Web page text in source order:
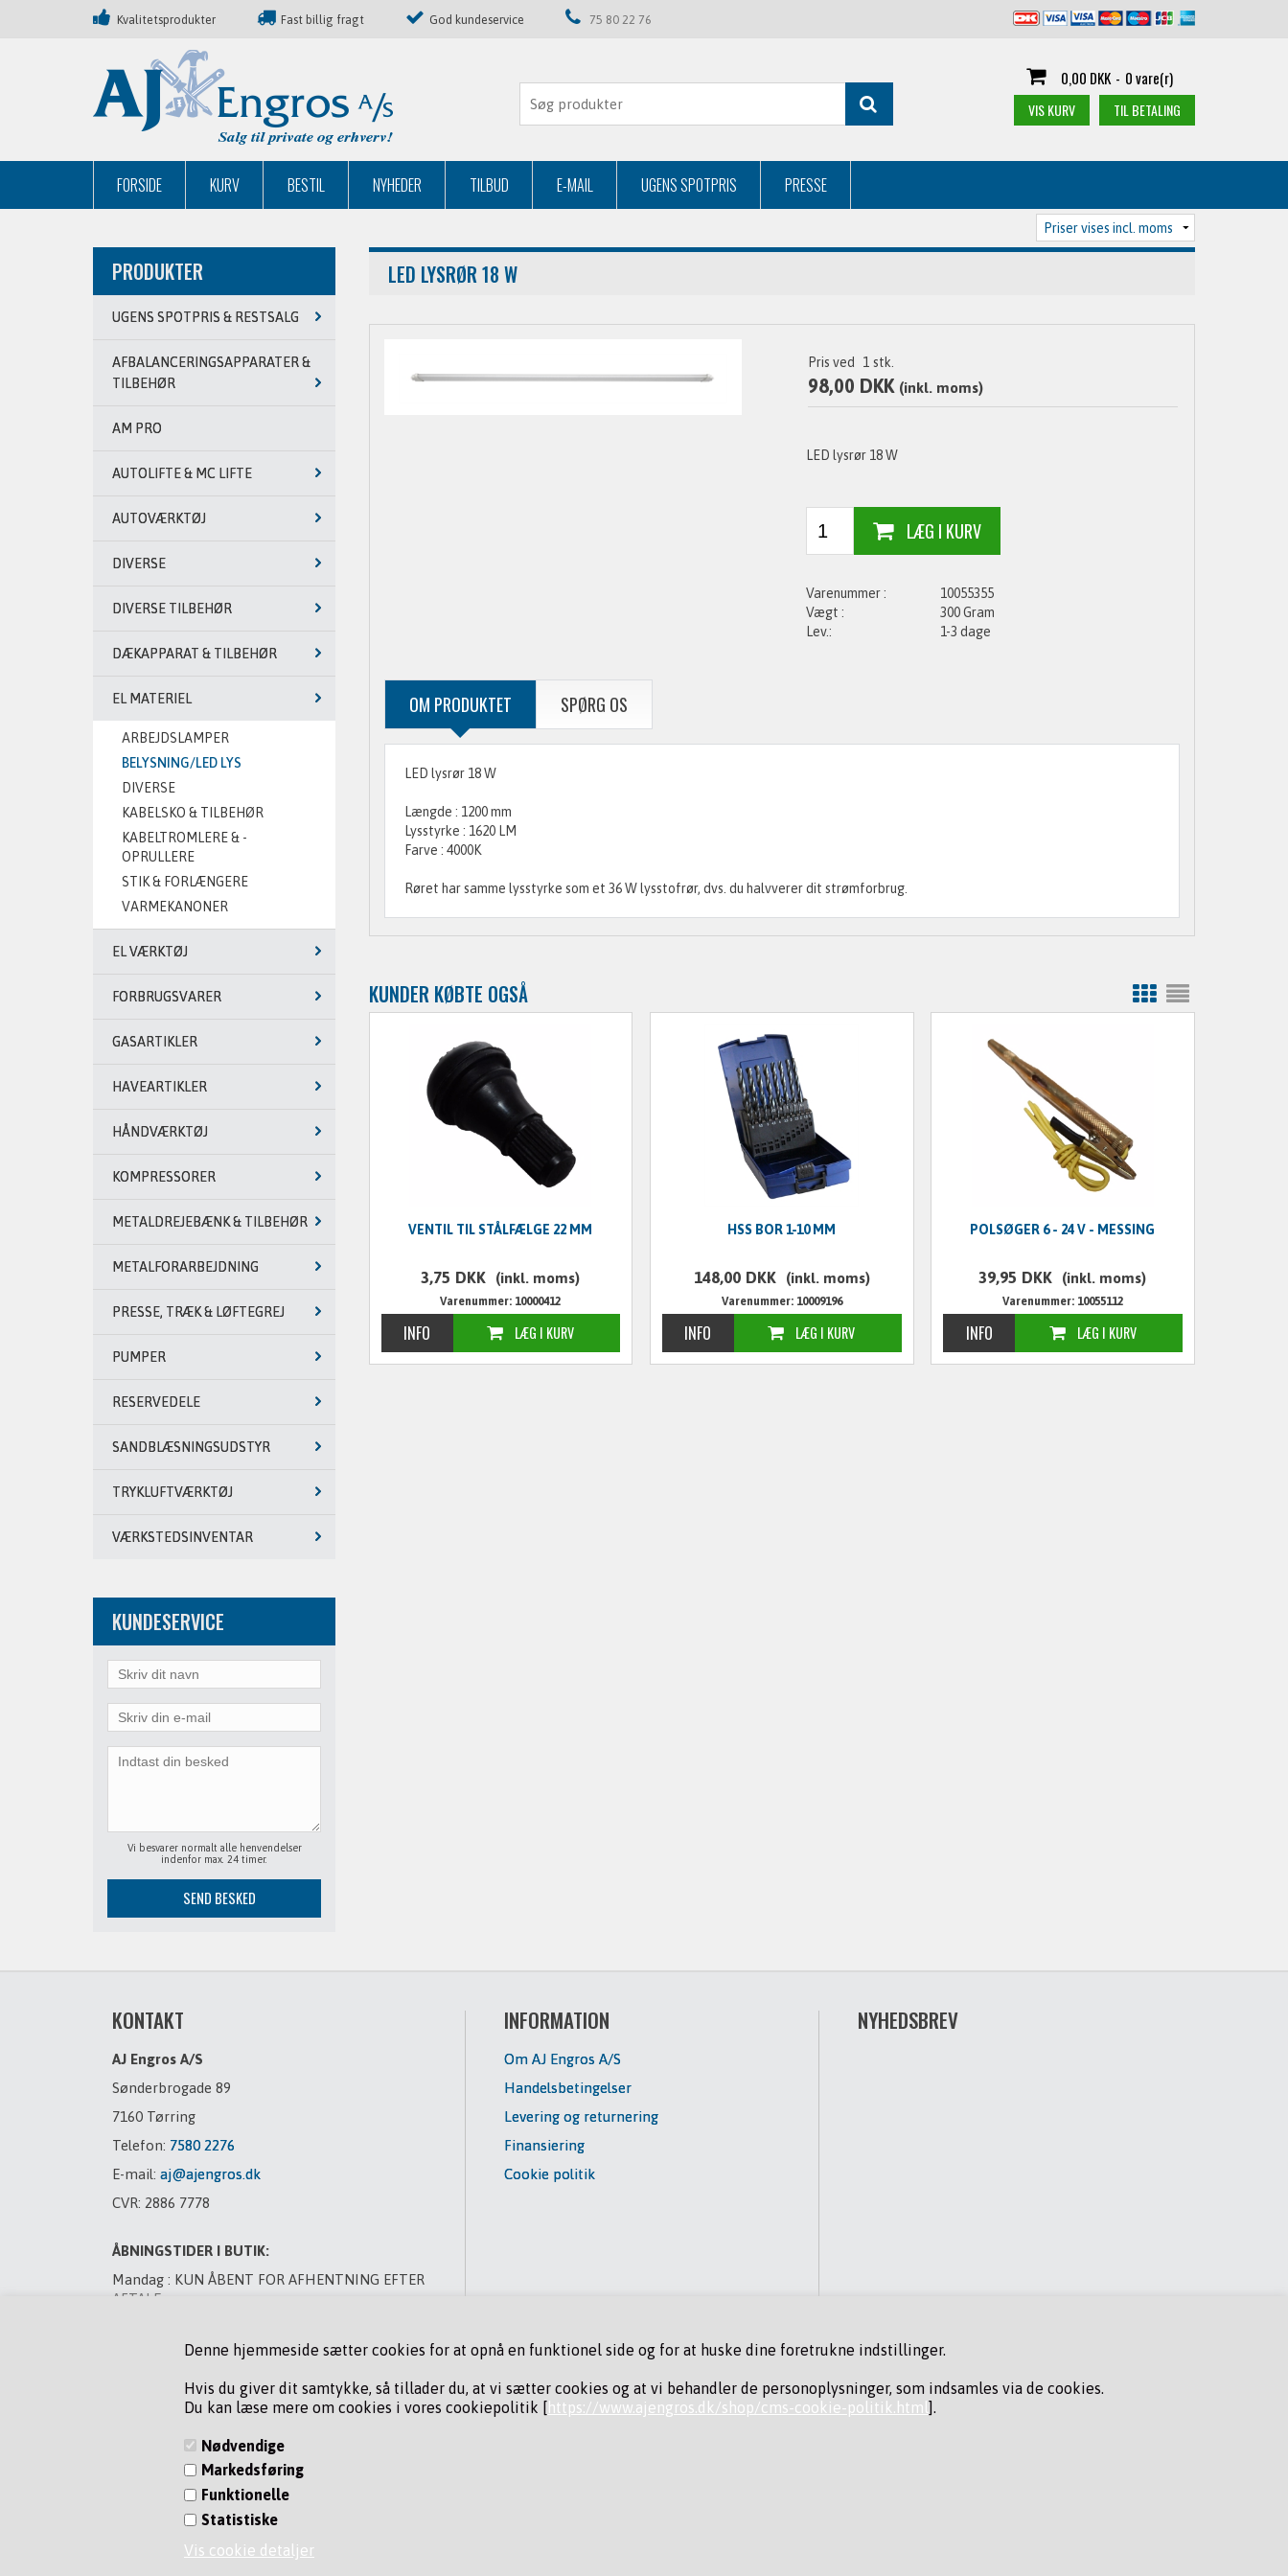
Denne hjemmeside sætter cookies for at opnå en funktionel side og for at huske dine foretrukne indstillinger.
Hvis du giver dit samtykke, så tillader du, at vi sætter cookies og at vi behandler de personoplysninger, som indsamles via de cookies.
Du kan læse mere om cookies i vores cookiepolitik [https://www.ajengros.dk/shop/cms-cookie-politik.html ].
Nødvendige
Markedsføring
Funktionelle
Statistiske
Vis cookie detaljer
Kvalitetsprodukter Fast billig fragt God kundeservice 75 80 22 76
0,00 DKK - 0 vare(r)
VIS KURV TIL BETALING
FORSIDE KURV BESTIL NYHEDER TILBUD E-MAIL UGENS SPOTPRIS PRESSE
PRODUKTER
UGENS SPOTPRIS & RESTSALG
AFBALANCERINGSAPPARATER &
TILBEHØR
AM PRO
AUTOLIFTE & MC LIFTE
AUTOVÆRKTØJ
DIVERSE
DIVERSE TILBEHØR
DÆKAPPARAT & TILBEHØR
EL MATERIEL
ARBEJDSLAMPER
BELYSNING/LED LYS
DIVERSE
KABELSKO & TILBEHØR
KABELTROMLERE & -
OPRULLERE
STIK & FORLÆNGERE
VARMEKANONER
EL VÆRKTØJ
FORBRUGSVARER
GASARTIKLER
HAVEARTIKLER
HÅNDVÆRKTØJ
KOMPRESSORER
METALDREJEBÆNK & TILBEHØR
METALFORARBEJDNING
PRESSE, TRÆK & LØFTEGREJ
PUMPER
RESERVEDELE
SANDBLÆSNINGSUDSTYR
TRYKLUFTVÆRKTØJ
VÆRKSTEDSINVENTAR
KUNDESERVICE
Vi besvarer normalt alle henvendelser
indenfor max. 24 timer.
LED LYSRØR 18 W
Pris ved 1 stk.
98,00 DKK (inkl. moms)
LED lysrør 18 W
10055355
300 Gram
1-3 dage
OM PRODUKTET SPØRG OS
LED lysrør 18 W
Længde : 1200 mm
Lysstyrke : 1620 LM
Farve : 4000K
Røret har samme lysstyrke som et 36 W lysstofrør, dvs. du halvverer dit strømforbrug.
KUNDER KØBTE OGSÅ
VENTIL TIL STÅLFÆLGE 22 MM
3,75 DKK (inkl. moms)
Varenummer: 10000412
HSS BOR 1-10 MM
148,00 DKK (inkl. moms)
Varenummer: 10009196
POLSØGER 6 - 24 V - MESSING
39,95 DKK (inkl. moms)
Varenummer: 10055112
KONTAKT
AJ Engros A/S
Sønderbrogade 89
7160 Tørring
Telefon: 7580 2276
E-mail:aj@ajengros.dk
CVR: 2886 7778
ÅBNINGSTIDER I BUTIK:
Mandag : KUN ÅBENT FOR AFHENTNING EFTER
AFTALE
Onsdag : LUKKET
Torsdag : LUKKET
Fredag : LUKKET
Lørdag : LUKKET
VED BYTNING AF GAS MANDAG OG TORSDAG, RING
PÅ 75 80 22 76
ORDERE FRA WEBSHOP SENDES MANDAG &
INFORMATION
Om AJ Engros A/S
Handelsbetingelser
Levering og returnering
Finansiering
Cookie politik
NYHEDSBREV